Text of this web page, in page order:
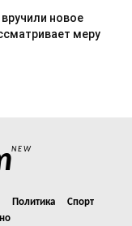
новое
меру
NEW
Политика
Спорт